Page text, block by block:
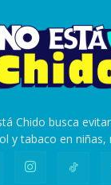
Chido busca
y tabaco en niñas,